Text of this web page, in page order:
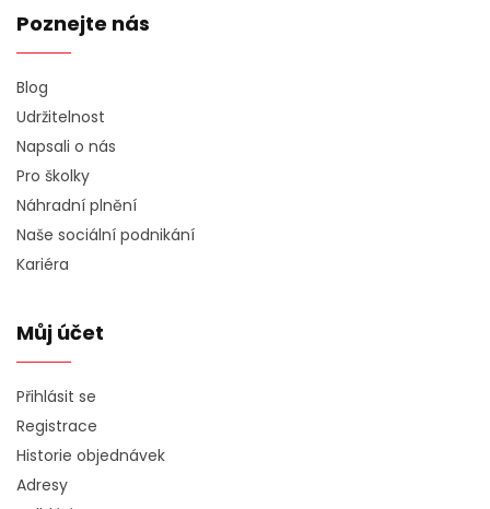
Poznejte nás
Blog
Udržitelnost
Napsali o nás
Pro školky
Náhradní plnění
Naše sociální podnikání
Kariéra
Můj účet
Přihlásit se
Registrace
Historie objednávek
Adresy